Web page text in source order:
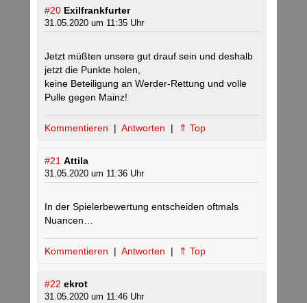
#20 Exilfrankfurter
31.05.2020 um 11:35 Uhr
Jetzt müßten unsere gut drauf sein und deshalb
jetzt die Punkte holen,
keine Beteiligung an Werder-Rettung und volle
Pulle gegen Mainz!
Kommentieren | Antworten | ⇑ Top
#21 Attila
31.05.2020 um 11:36 Uhr
In der Spielerbewertung entscheiden oftmals
Nuancen…
Kommentieren | Antworten | ⇑ Top
#22 ekrot
31.05.2020 um 11:46 Uhr